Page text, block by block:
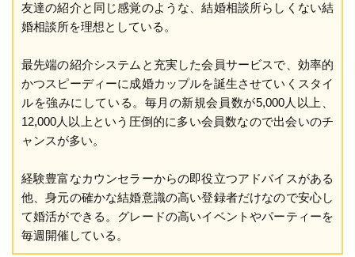
友達の紹介と同じ感覚のような、結婚相談所らしくない結
婚相談所を理想としている。
最先端の紹介システムと充実した会員サービスで、効率的
かつスピーディーに成婚カップルを誕生させていくスタイ
ルを強みにしている。毎月の新規会員数が5,000人以上、
12,000人以上という圧倒的に多い会員数なので出会いのチ
ャンスが多い。
経験豊富なカウンセラーからの即役立つアドバイスがある
他、身元の確かな結婚意識の高い登録者だけなので安心し
て婚活ができる。グレードの高いイベントやパーティーを
毎週開催している。